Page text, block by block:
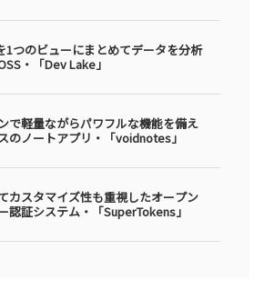
1つのビューにまとめてデータを分析
・「Dev Lake」
で軽量ながらパワフルな機能を備え
のノートアプリ・「voidnotes」
カスタマイズ性も重視したオープン
認証システム・「SuperTokens」